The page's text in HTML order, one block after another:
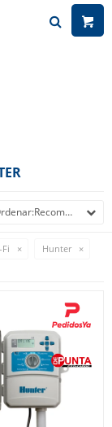
Recomendados
Hunter